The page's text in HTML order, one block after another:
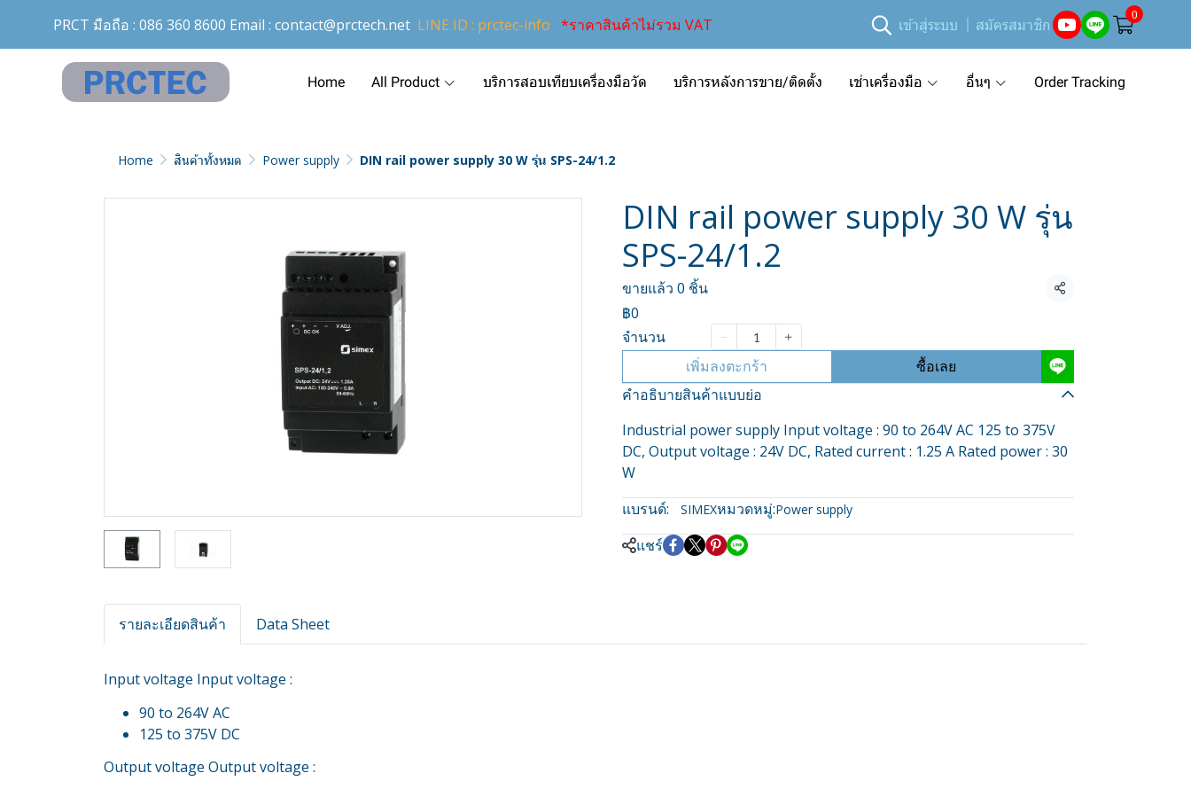
PRCT มือถือ : 086 360 8600 Email : contact@prctech.net LINE ID : prctec-info *ราคาสินค้าไม่รวม VAT เข้าสู่ระบบ สมัครสมาชิก
0
Home All Product บริการสอบเทียบเครื่องมือวัด บริการหลังการขาย/ติดตั้ง เช่าเครื่องมือ อื่นๆ Order Tracking
Home สินค้าทั้งหมด Power supply DIN rail power supply 30 W รุ่น SPS-24/1.2
DIN rail power supply 30 W รุ่น
SPS-24/1.2
ขายแล้ว 0 ชิ้น
แชร์
฿0
จำนวน
เพิ่มลงตะกร้า
ซื้อเลย
คำอธิบายสินค้าแบบย่อ
Industrial power supply Input voltage : 90 to 264V AC 125 to 375V
DC, Output voltage : 24V DC, Rated current : 1.25 A Rated power : 30
W
แบรนด์:
SIMEXหมวดหมู่:Power supply
แชร์
รายละเอียดสินค้า Data Sheet
Input voltage Input voltage :
90 to 264V AC
125 to 375V DC
Output voltage Output voltage :